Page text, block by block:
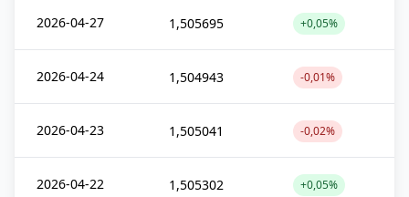
2026-04-27 1,505695 +0,05%
2026-04-24 1,504943 -0,01%
2026-04-23 1,505041 -0,02%
2026-04-22 1,505302 +0,05%